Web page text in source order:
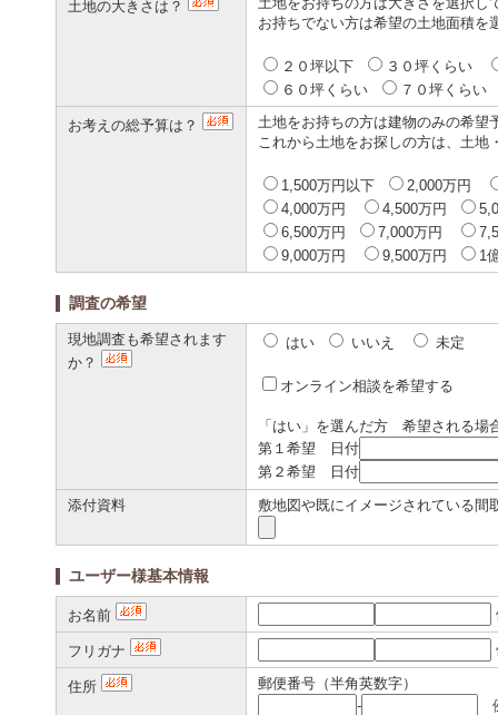
土地の大きさは？
お持ちでない方は希望の土地面積を
２０坪以下
３０坪くらい
６０坪くらい
７０坪くら
お考えの総予算は？
土地をお持ちの方は建物のみの希望
これから土地をお探しの方は、土地
1,500万円以下
2,000万円
4,000万円
4,500万円
6,500万円
7,000万円
9,000万円
9,500万円 1
調査の希望
現地調査も希望されます
か？
はい いいえ 未定
オンライン相談を希望する
「はい」を選んだ方 希望される場
第１希望 日付
第２希望 日付
添付資料
敷地図や既にイメージされている間
ユーザー様基本情報
お名前
フリガナ
住所
郵便番号（半角英数字）
-